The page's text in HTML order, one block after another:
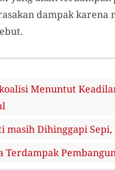
dampak
Menuntut
masih Dihinggapi
Terdampak